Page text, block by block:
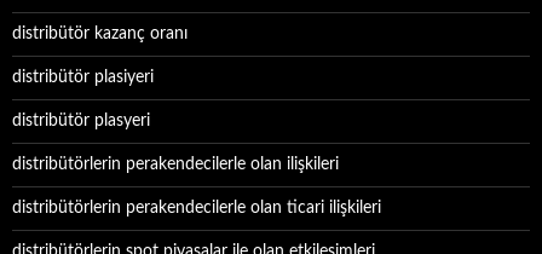
distribütör kazanç oranı
distribütör plasiyeri
distribütör plasyeri
distribütörlerin perakendecilerle olan ilişkileri
distribütörlerin perakendecilerle olan ticari ilişkileri